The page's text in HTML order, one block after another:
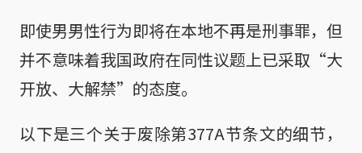
即使男男性行为即将在本地不再是刑事罪，但
并不意味着我国政府在同性议题上已采取“大
开放、大解禁”的态度。
以下是三个关于废除第377A节条文的细节，